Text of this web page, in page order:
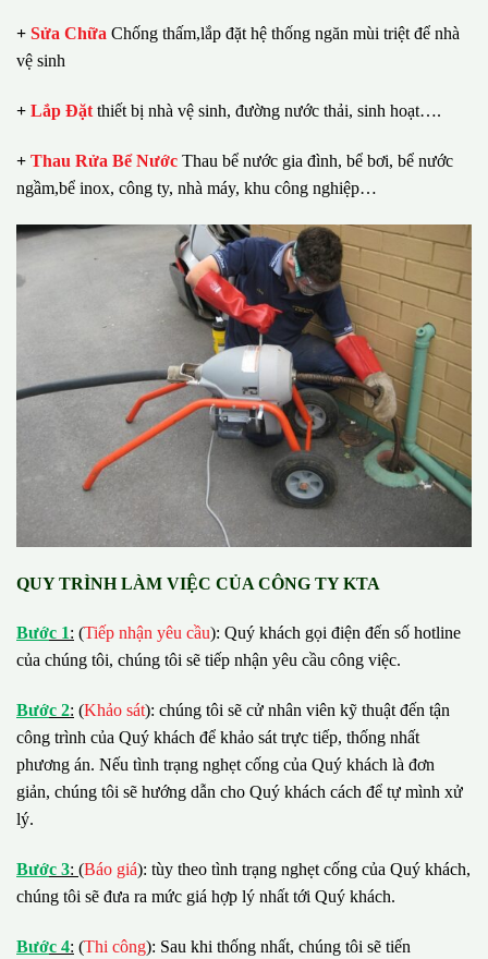
+ Sửa Chữa Chống thấm,lắp đặt hệ thống ngăn mùi triệt để nhà
vệ sinh
+ Lắp Đặt thiết bị nhà vệ sinh, đường nước thải, sinh hoạt….
+ Thau Rửa Bể Nước Thau bể nước gia đình, bể bơi, bể nước
ngầm,bể inox, công ty, nhà máy, khu công nghiệp…
QUY TRÌNH LÀM VIỆC CỦA CÔNG TY KTA
Bước 1: (Tiếp nhận yêu cầu): Quý khách gọi điện đến số hotline
của chúng tôi, chúng tôi sẽ tiếp nhận yêu cầu công việc.
Bước 2: (Khảo sát): chúng tôi sẽ cử nhân viên kỹ thuật đến tận
công trình của Quý khách để khảo sát trực tiếp, thống nhất
phương án. Nếu tình trạng nghẹt cống của Quý khách là đơn
giản, chúng tôi sẽ hướng dẫn cho Quý khách cách để tự mình xử
lý.
Bước 3: (Báo giá): tùy theo tình trạng nghẹt cống của Quý khách,
chúng tôi sẽ đưa ra mức giá hợp lý nhất tới Quý khách.
Bước 4: (Thi công): Sau khi thống nhất, chúng tôi sẽ tiến